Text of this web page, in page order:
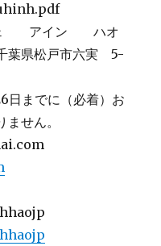
ェ アイン ハオ
葉県松戸市六実 5-
日までに（必着）お
せん。